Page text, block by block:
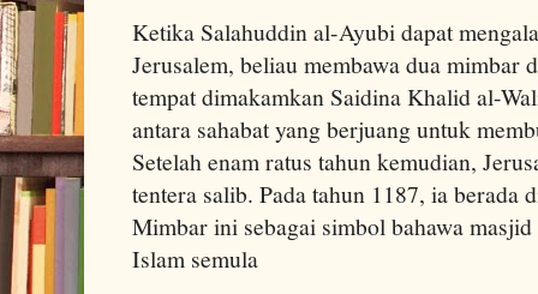
Ketika Salahuddin al-Ayubi dapat
Jerusalem, beliau membawa dua
tempat dimakamkan Saidina Khalid al-
antara sahabat yang berjuang untuk
Setelah enam ratus tahun kemudian,
tentera salib. Pada tahun 1187, ia berada
Mimbar ini sebagai simbol bahawa
Islam semula